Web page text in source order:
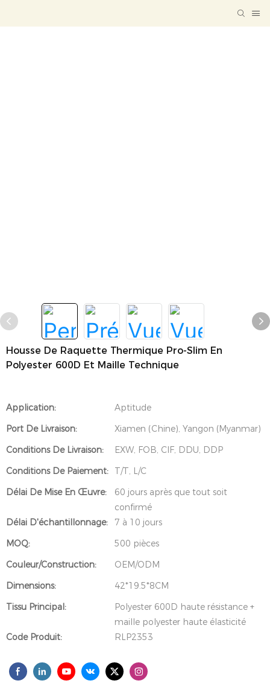
Housse De Raquette Thermique Pro-Slim En
Polyester 600D Et Maille Technique
Application:
Aptitude
Port De Livraison:
Xiamen (Chine), Yangon (Myanmar)
Conditions De Livraison:
EXW, FOB, CIF, DDU, DDP
Conditions De Paiement:
T/T, L/C
Délai De Mise En Œuvre:
60 jours après que tout soit
confirmé
Délai D'échantillonnage:
7 à 10 jours
MOQ:
500 pièces
Couleur/Construction:
OEM/ODM
Dimensions:
42*19.5*8CM
Tissu Principal:
Polyester 600D haute résistance +
maille polyester haute élasticité
Code Produit:
RLP2353